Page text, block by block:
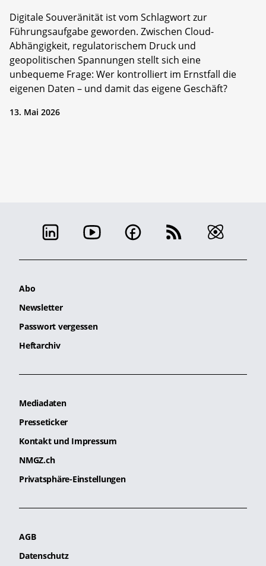
Digitale Souveränität ist vom Schlagwort zur
Führungsaufgabe geworden. Zwischen Cloud-
Abhängigkeit, regulatorischem Druck und
geopolitischen Spannungen stellt sich eine
unbequeme Frage: Wer kontrolliert im Ernstfall die
eigenen Daten – und damit das eigene Geschäft?
13. Mai 2026
Abo
Newsletter
Passwort vergessen
Heftarchiv
Mediadaten
Presseticker
Kontakt und Impressum
NMGZ.ch
Privatsphäre-Einstellungen
AGB
Datenschutz